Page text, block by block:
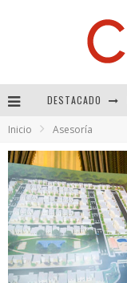
DESTACADO
Inicio Asesoría